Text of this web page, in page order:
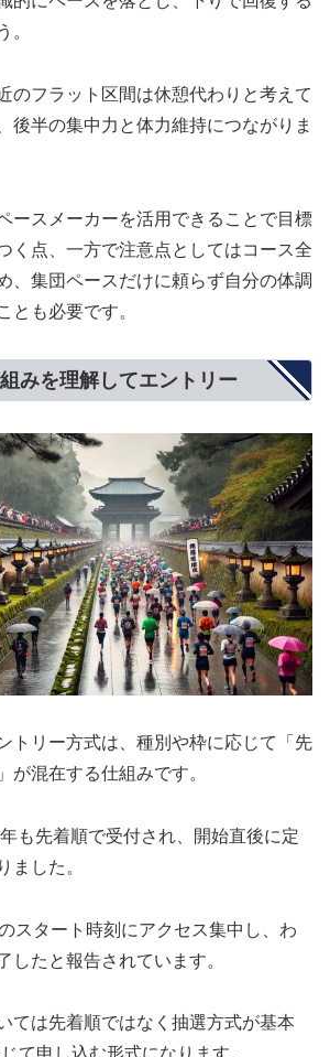
。
のフラット区間は休憩代わりと考えて
後半の集中力と体力維持につながりま
ースメーカーを活用できることで目標
く点、一方で注意点としてはコース全
、集団ペースだけに頼らず自分の体調
とも必要です。
みを理解してエントリー
トリー方式は、種別や枠に応じて「先
が混在する仕組みです。
も先着順で受付され、開始直後に定
ました。
スタート時刻にアクセス集中し、わ
したと報告されています。
ては先着順ではなく抽選方式が基本